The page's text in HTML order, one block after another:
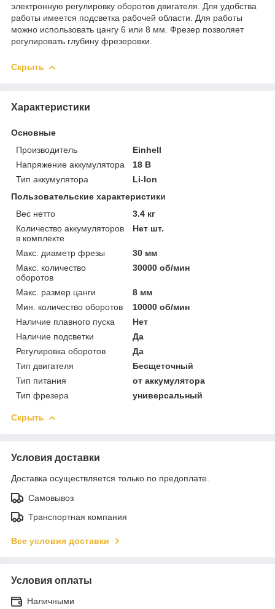
электронную регулировку оборотов двигателя. Для удобства
работы имеется подсветка рабочей области. Для работы
можно использовать цангу 6 или 8 мм. Фрезер позволяет
регулировать глубину фрезеровки.
Скрыть
Характеристики
Основные
Производитель
Einhell
Напряжение аккумулятора
18 В
Тип аккумулятора
Li-Ion
Пользовательские характеристики
Вес нетто
3.4 кг
Количество аккумуляторов
в комплекте
Нет шт.
Макс. диаметр фрезы
30 мм
Макс. количество
оборотов
30000 об/мин
Макс. размер цанги
8 мм
Мин. количество оборотов
10000 об/мин
Наличие плавного пуска
Нет
Наличие подсветки
Да
Регулировка оборотов
Да
Тип двигателя
Бесщеточный
Тип питания
от аккумулятора
Тип фрезера
универсальный
Скрыть
Условия доставки
Доставка осуществляется только по предоплате.
Самовывоз
Транспортная компания
Все условия доставки
Условия оплаты
Наличными